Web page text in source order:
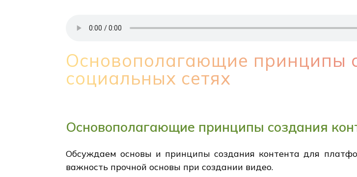
Основополагающие принципы
социальных сетях
Основополагающие принципы создания
Обсуждаем основы и принципы создания контента для
важность прочной основы при создании видео.